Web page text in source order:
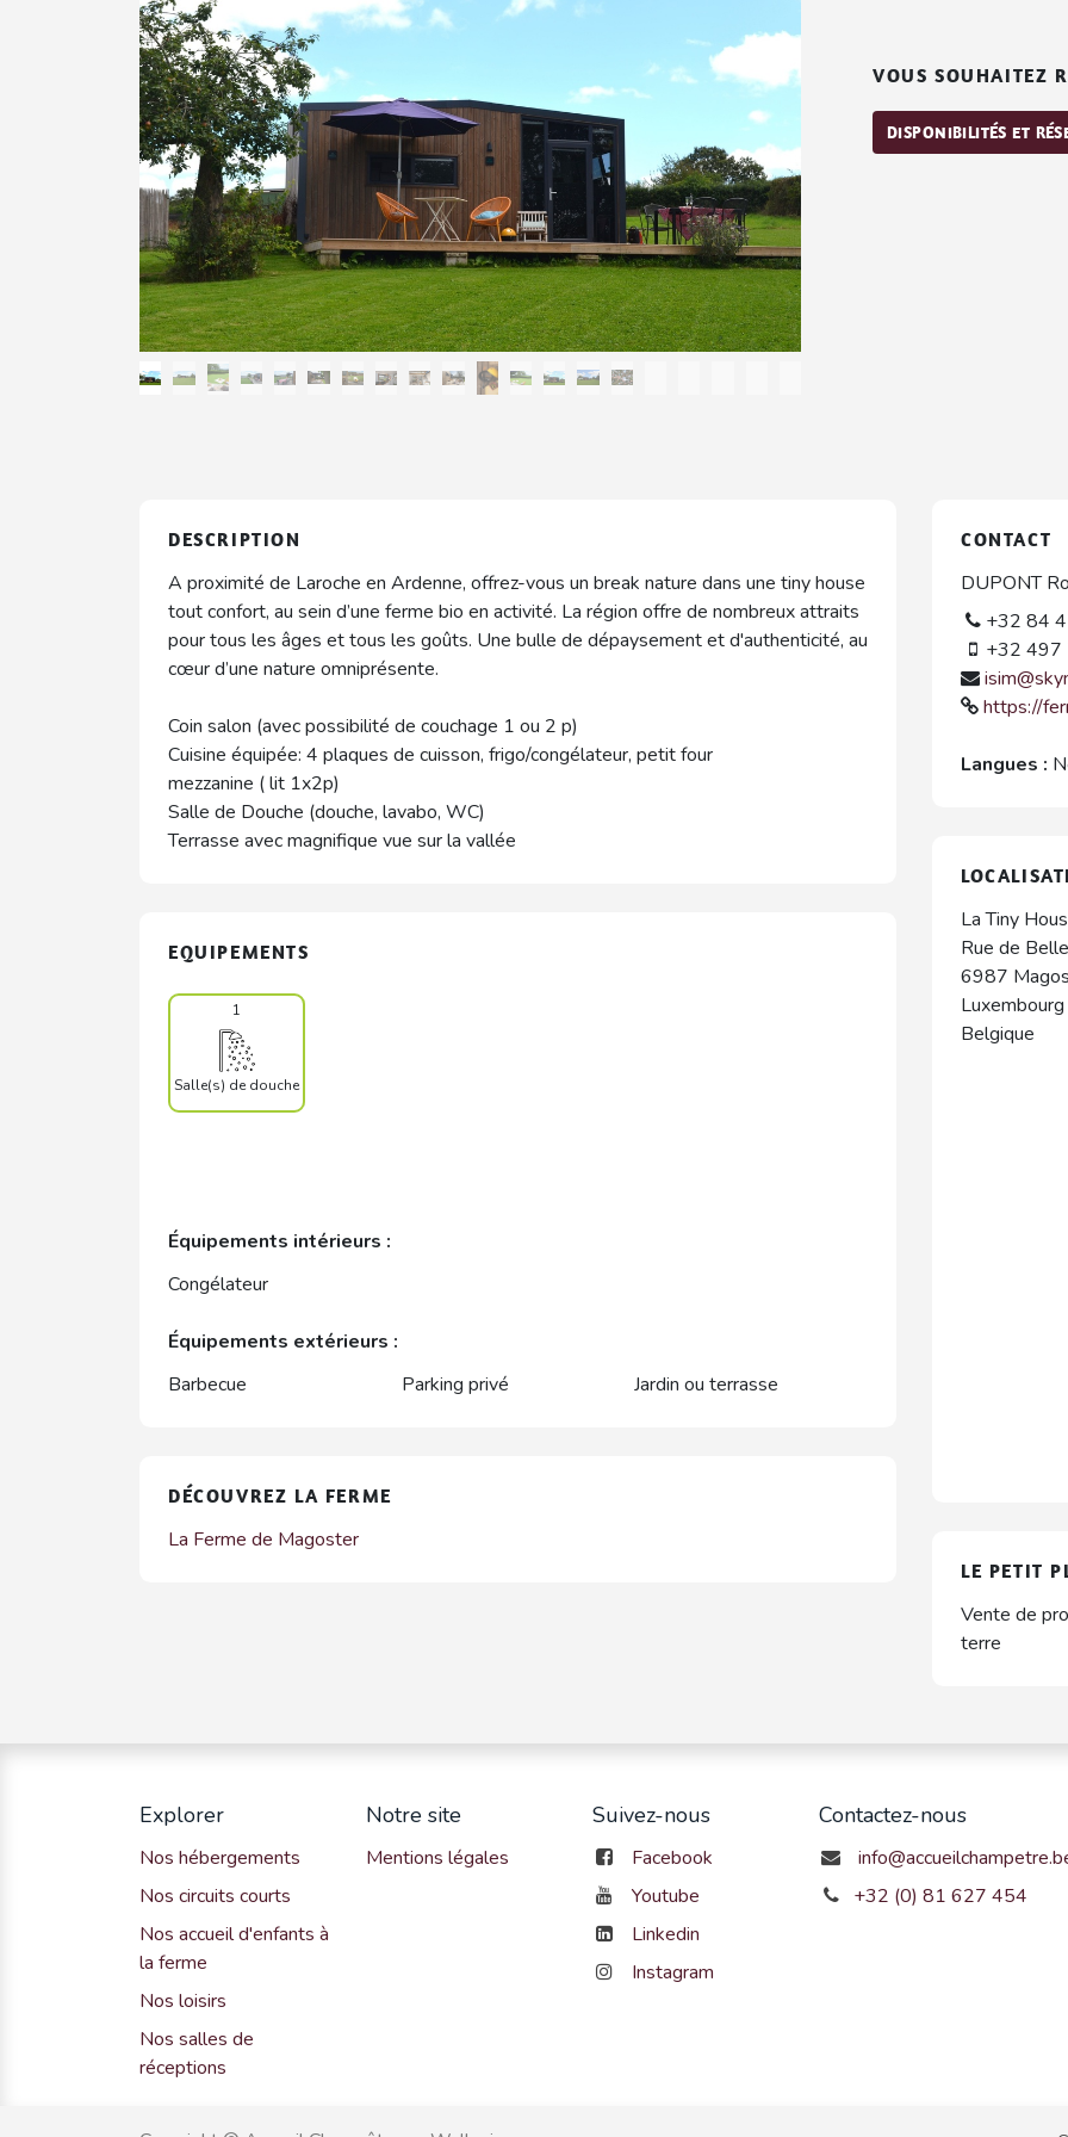
VOUS SOUHAITEZ
DISPONIBILITÉS ET
DESCRIPTION
A proximité de Laroche en Ardenne, offrez-vous un break nature dans une tiny house
tout confort, au sein d’une ferme bio en activité. La région offre de nombreux attraits
pour tous les âges et tous les goûts. Une bulle de dépaysement et d'authenticité, au
cœur d’une nature omniprésente.
Coin salon (avec possibilité de couchage 1 ou 2 p)
Cuisine équipée: 4 plaques de cuisson, frigo/congélateur, petit four
mezzanine ( lit 1x2p)
Salle de Douche (douche, lavabo, WC)
Terrasse avec magnifique vue sur la vallée
EQUIPEMENTS
1
Salle(s) de douche
Équipements intérieurs :
Congélateur
Équipements extérieurs :
Barbecue
Parking privé Jardin ou terrasse
DÉCOUVREZ LA FERME
La Ferme de Magoster
CONTACT
DUPONT
+32 84
+32 497
https://
Langues :
La Tiny
Rue de
6987
Belgique
LE PETIT
Vente de
terre
Explorer
Nos hébergements
Nos circuits courts
Nos accueil d'enfants à
la ferme
Nos loisirs
Nos salles de
réceptions
Notre site
Mentions légales
Suivez-nous
Facebook
Youtube
Linkedin
Instagram
Contactez-nous
+32 (0) 81 627 454